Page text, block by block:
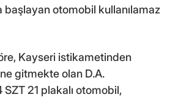
başlayan otomobil kullanılamaz
Kayseri istikametinden
gitmekte olan D.A.
21 plakalı otomobil,